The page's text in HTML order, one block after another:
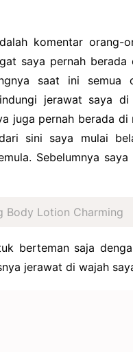
komentar orang-
saya pernah
saat ini semua
jerawat saya
juga pernah berada di
sini saya mulai
Sebelumnya
Body Lotion Charming
berteman saja
jerawat di wajah